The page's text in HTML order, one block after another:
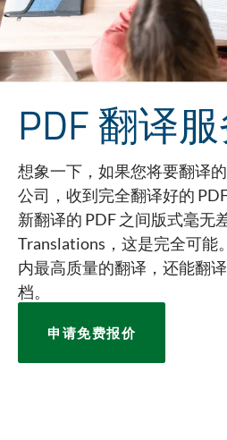
PDF 翻译
想象一下，如果您将要翻译
公司，收到完全翻译好的
新翻译的 PDF 之间版式毫无
Translations，这是完全可能
内最高质量的翻译，还能翻
档。
申请免费报价